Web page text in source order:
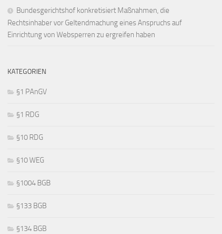
Bundesgerichtshof konkretisiert Maßnahmen, die
Rechtsinhaber vor Geltendmachung eines Anspruchs auf
Einrichtung von Websperren zu ergreifen haben
KATEGORIEN
§1 PAnGV
§1 RDG
§10 RDG
§10 WEG
§1004 BGB
§133 BGB
§134 BGB